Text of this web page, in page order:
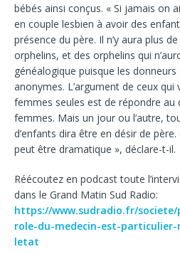
bébés ainsi conçus. « Si jamais on
en couple lesbien à avoir des
présence du père. Il n’y aura plus
orphelins, et des orphelins qui
généalogique puisque les
anonymes. L’argument de ceux
femmes seules est de répondre au
femmes. Mais un jour ou l’autre,
d’enfants dira être en désir de père.
peut être dramatique », déclare-t-il.
Réécoutez en podcast toute
dans le Grand Matin Sud Radio:
https://www.sudradio.fr/
role-du-medecin-est-
letat